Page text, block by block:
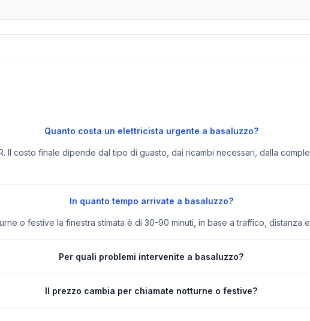
Quanto costa un elettricista urgente a basaluzzo?
Il costo finale dipende dal tipo di guasto, dai ricambi necessari, dalla
In quanto tempo arrivate a basaluzzo?
o festive la finestra stimata è di 30-90 minuti, in base a traffico, distanza
Per quali problemi intervenite a basaluzzo?
Il prezzo cambia per chiamate notturne o festive?